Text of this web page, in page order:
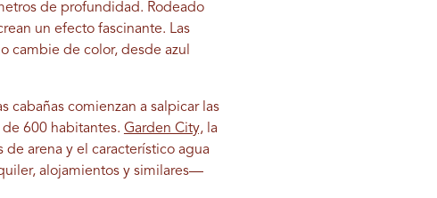
de profundidad. Rodeado
un efecto fascinante. Las
cambie de color, desde azul
cabañas comienzan a salpicar las
600 habitantes. Garden City,la
arena y el característico agua
alojamientos y similares—